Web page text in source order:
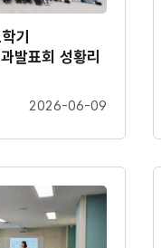
기
발표회 성황리
2026-06-09